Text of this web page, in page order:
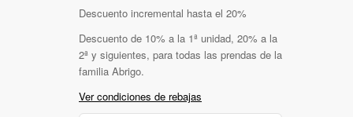
Descuento incremental hasta el 20%
Descuento de 10% a la 1ª unidad, 20% a la
2ª y siguientes, para todas las prendas de la
familia Abrigo.
Ver condiciones de rebajas